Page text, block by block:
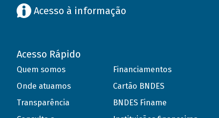
Acesso à informação
Acesso Rápido
Quem somos
Onde atuamos
Transparência
Financiamentos
Cartão BNDES
BNDES Finame